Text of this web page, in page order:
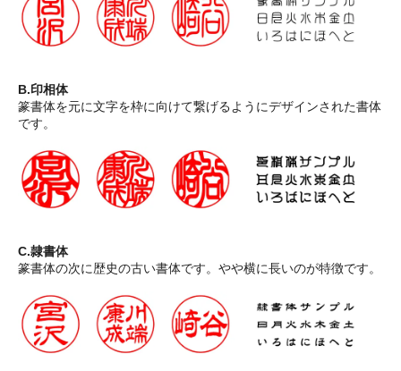
B.印相体
篆書体を元に文字を枠に向けて繋げるようにデザインされた書体
です。
C.隷書体
篆書体の次に歴史の古い書体です。やや横に長いのが特徴です。